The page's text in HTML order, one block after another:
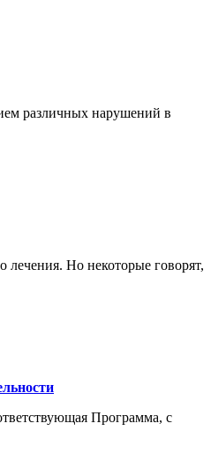
различных нарушений в
Но некоторые говорят,
Программа, с